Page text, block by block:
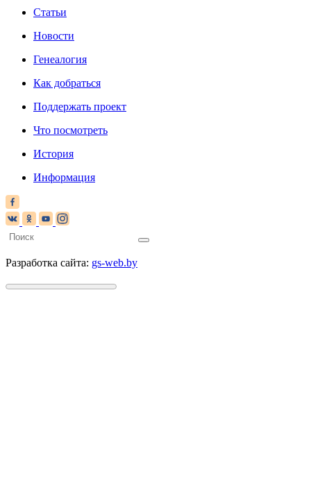
Статьи
Новости
Генеалогия
Как добраться
Поддержать проект
Что посмотреть
История
Информация
Разработка сайта: gs-web.by